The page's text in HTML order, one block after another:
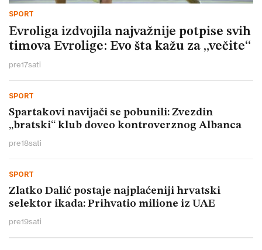
SPORT
Evroliga izdvojila najvažnije potpise svih
timova Evrolige: Evo šta kažu za „večite“
pre17sati
SPORT
Spartakovi navijači se pobunili: Zvezdin
„bratski“ klub doveo kontroverznog Albanca
pre18sati
SPORT
Zlatko Dalić postaje najplaćeniji hrvatski
selektor ikada: Prihvatio milione iz UAE
pre19sati